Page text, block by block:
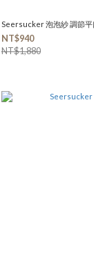
Seersucker 泡泡紗 調節平
NT$940
NT$1,880